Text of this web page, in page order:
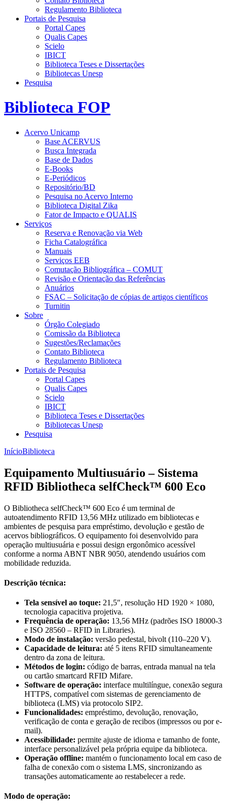
Regulamento Biblioteca
Portais de Pesquisa
Portal Capes
Qualis Capes
Scielo
IBICT
Biblioteca Teses e Dissertações
Bibliotecas Unesp
Pesquisa
Biblioteca FOP
Acervo Unicamp
Base ACERVUS
Busca Integrada
Base de Dados
E-Books
E-Periódicos
Repositório/BD
Pesquisa no Acervo Interno
Biblioteca Digital Zika
Fator de Impacto e QUALIS
Serviços
Reserva e Renovação via Web
Ficha Catalográfica
Manuais
Serviços EEB
Comutação Bibliográfica – COMUT
Revisão e Orientação das Referências
Anuários
FSAC – Solicitação de cópias de artigos científicos
Turnitin
Sobre
Órgão Colegiado
Comissão da Biblioteca
Sugestões/Reclamações
Contato Biblioteca
Regulamento Biblioteca
Portais de Pesquisa
Portal Capes
Qualis Capes
Scielo
IBICT
Biblioteca Teses e Dissertações
Bibliotecas Unesp
Pesquisa
InícioBiblioteca
Equipamento Multiusuário – Sistema
RFID Bibliotheca selfCheck™ 600 Eco
O Bibliotheca selfCheck™ 600 Eco é um terminal de
autoatendimento RFID 13,56 MHz utilizado em bibliotecas e
ambientes de pesquisa para empréstimo, devolução e gestão de
acervos bibliográficos. O equipamento foi desenvolvido para
operação multiusuária e possui design ergonômico acessível
conforme a norma ABNT NBR 9050, atendendo usuários com
mobilidade reduzida.
Descrição técnica:
Tela sensível ao toque: 21,5″, resolução HD 1920 × 1080,
tecnologia capacitiva projetiva.
Frequência de operação: 13,56 MHz (padrões ISO 18000-3
e ISO 28560 – RFID in Libraries).
Modo de instalação: versão pedestal, bivolt (110–220 V).
Capacidade de leitura: até 5 itens RFID simultaneamente
dentro da zona de leitura.
Métodos de login: código de barras, entrada manual na tela
ou cartão smartcard RFID Mifare.
Software de operação: interface multilíngue, conexão segura
HTTPS, compatível com sistemas de gerenciamento de
biblioteca (LMS) via protocolo SIP2.
Funcionalidades: empréstimo, devolução, renovação,
verificação de conta e geração de recibos (impressos ou por e-
mail).
Acessibilidade: permite ajuste de idioma e tamanho de fonte,
interface personalizável pela própria equipe da biblioteca.
Operação offline: mantém o funcionamento local em caso de
falha de conexão com o sistema LMS, sincronizando as
transações automaticamente ao restabelecer a rede.
Modo de operação: